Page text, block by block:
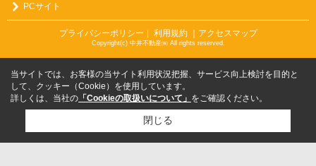
PCサイト
プライバシーポリシー ｜ 利用規約 ｜アクセスマップ
Copyright(c) 中井不動産㈱ All rights reserved.
当サイトでは、お客様の当サイト利用状況把握、サービス向上検討を目的と
して、クッキー（Cookie）を使用しています。
詳しくは、当社の 「Cookieの取扱いについて」 をご確認ください。
閉じる